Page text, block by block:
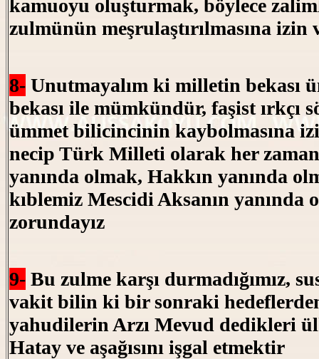
kamuoyu oluşturmak, böylece
zulmünün meşrulaştırılmasına izin
8- Unutmayalım ki milletin bekası
bekası ile mümkündür, faşist ırkçı
ümmet bilicincinin kaybolmasına
necip Türk Milleti olarak her
yanında olmak, Hakkın yanında
kıblemiz Mescidi Aksanın yanında
zorundayız
9- Bu zulme karşı durmadığımız,
vakit bilin ki bir sonraki
yahudilerin Arzı Mevud dedikleri
Hatay ve aşağısını işgal etmektir